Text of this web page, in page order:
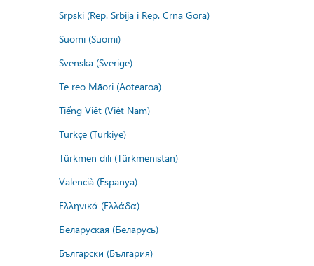
Srpski (Rep. Srbija i Rep. Crna Gora)
Suomi (Suomi)
Svenska (Sverige)
Te reo Māori (Aotearoa)
Tiếng Việt (Việt Nam)
Türkçe (Türkiye)
Türkmen dili (Türkmenistan)
Valencià (Espanya)
Ελληνικά (Ελλάδα)
Беларуская (Беларусь)
Български (България)